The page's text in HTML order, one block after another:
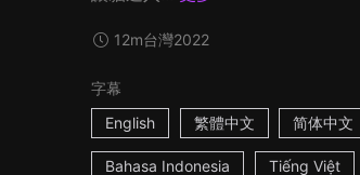
12m台灣2022
字幕
English
繁體中文 简体中文
Bahasa Indonesia Tiếng Việt